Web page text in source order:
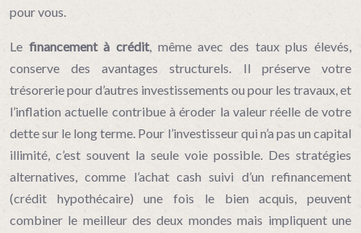
pour vous.
Le financement à crédit, même avec des taux plus élevés,
conserve des avantages structurels. Il préserve votre
trésorerie pour d’autres investissements ou pour les travaux, et
l’inflation actuelle contribue à éroder la valeur réelle de votre
dette sur le long terme. Pour l’investisseur qui n’a pas un capital
illimité, c’est souvent la seule voie possible. Des stratégies
alternatives, comme l’achat cash suivi d’un refinancement
(crédit hypothécaire) une fois le bien acquis, peuvent
combiner le meilleur des deux mondes mais impliquent une